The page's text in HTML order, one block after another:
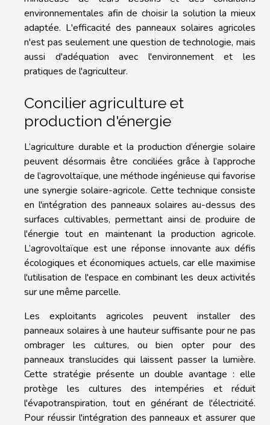
environnementales afin de choisir la solution la mieux
adaptée. L'efficacité des panneaux solaires agricoles
n'est pas seulement une question de technologie, mais
aussi d'adéquation avec l'environnement et les
pratiques de l'agriculteur.
Concilier agriculture et
production d'énergie
L’agriculture durable et la production d’énergie solaire
peuvent désormais être conciliées grâce à l’approche
de l’agrovoltaïque, une méthode ingénieuse qui favorise
une synergie solaire-agricole. Cette technique consiste
en l'intégration des panneaux solaires au-dessus des
surfaces cultivables, permettant ainsi de produire de
l'énergie tout en maintenant la production agricole.
L’agrovoltaïque est une réponse innovante aux défis
écologiques et économiques actuels, car elle maximise
l'utilisation de l'espace en combinant les deux activités
sur une même parcelle.
Les exploitants agricoles peuvent installer des
panneaux solaires à une hauteur suffisante pour ne pas
ombrager les cultures, ou bien opter pour des
panneaux translucides qui laissent passer la lumière.
Cette stratégie présente un double avantage : elle
protège les cultures des intempéries et réduit
l'évapotranspiration, tout en générant de l'électricité.
Pour réussir l'intégration des panneaux et assurer que